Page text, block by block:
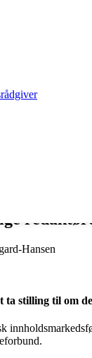
Hansen
ta stilling til om